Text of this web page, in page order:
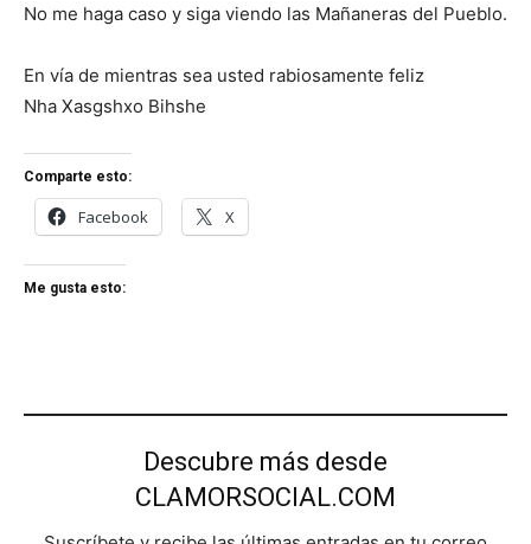
No me haga caso y siga viendo las Mañaneras del Pueblo.
En vía de mientras sea usted rabiosamente feliz
Nha Xasgshxo Bihshe
Comparte esto:
Facebook X
Me gusta esto:
Descubre más desde
CLAMORSOCIAL.COM